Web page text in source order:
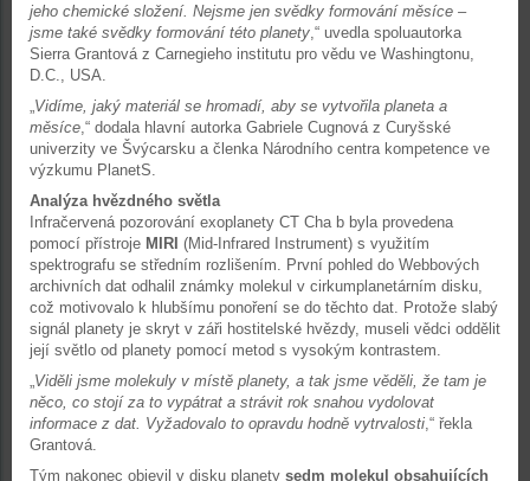
jeho chemické složení. Nejsme jen svědky formování měsíce –
jsme také svědky formování této planety ,“ uvedla spoluautorka
Sierra Grantová z Carnegieho institutu pro vědu ve Washingtonu,
D.C., USA.
Vidíme, jaký materiál se hromadí, aby se vytvořila planeta a
měsíce ,“ dodala hlavní autorka Gabriele Cugnová z Curyšské
univerzity ve Švýcarsku a členka Národního centra kompetence ve
výzkumu PlanetS.
Analýza hvězdného světla
Infračervená pozorování exoplanety CT Cha b byla provedena
pomocí přístroje MIRI (Mid-Infrared Instrument) s využitím
spektrografu se středním rozlišením. První pohled do Webbových
archivních dat odhalil známky molekul v cirkumplanetárním disku,
což motivovalo k hlubšímu ponoření se do těchto dat. Protože slabý
signál planety je skryt v záři hostitelské hvězdy, museli vědci oddělit
její světlo od planety pomocí metod s vysokým kontrastem.
Viděli jsme molekuly v místě planety, a tak jsme věděli, že tam je
něco, co stojí za to vypátrat a strávit rok snahou vydolovat
informace z dat. Vyžadovalo to opravdu hodně vytrvalosti ,“ řekla
Grantová.
Tým nakonec objevil v disku planety sedm molekul obsahujících